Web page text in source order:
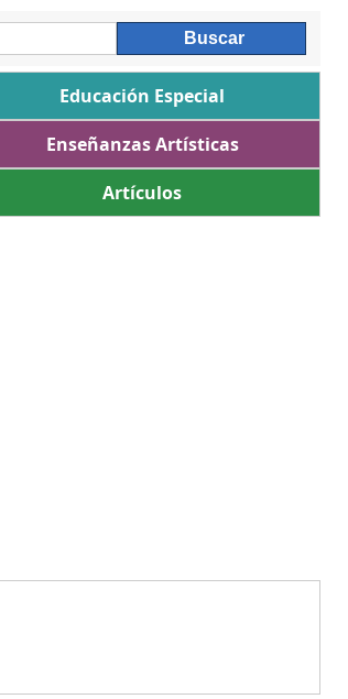
Educación Especial
Enseñanzas Artísticas
Artículos